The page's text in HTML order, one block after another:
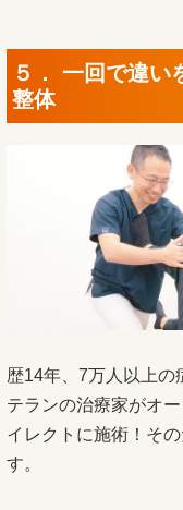
５． 一回で違い
整体
歴14年、7万人以上の
テランの治療家がオ
イレクトに施術！そ
す。